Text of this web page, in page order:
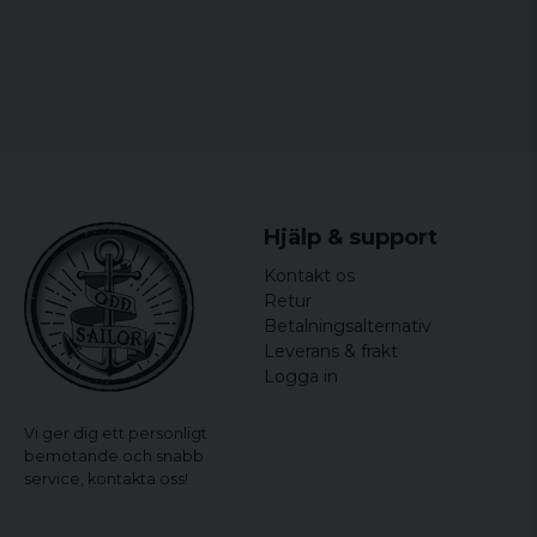
Vi ger dig ett personligt
bemötande och snabb
service, kontakta oss!
Hjälp & support
Kontakt os
Retur
Betalningsalternativ
Leverans & frakt
Logga in